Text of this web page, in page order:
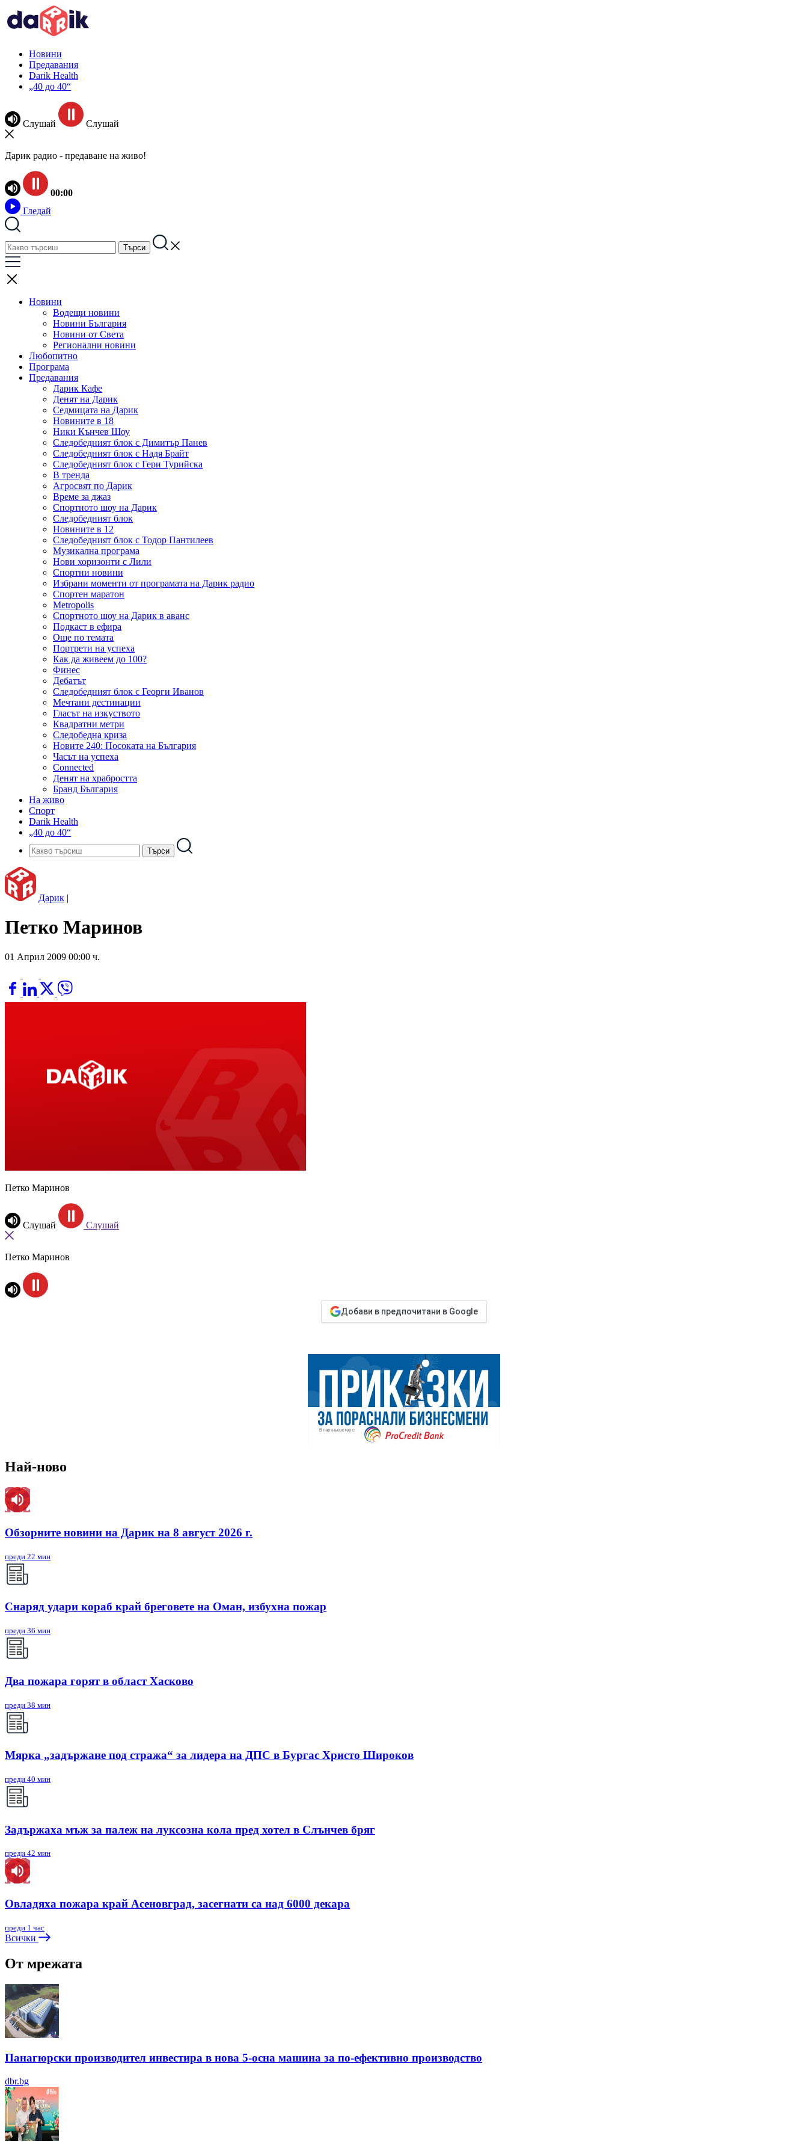
Новини
Предавания
Darik Health
„40 до 40“
Слушай Слушай
Дарик радио - предаване на живо!
00:00
Гледай
Новини
Водещи новини
Новини България
Новини от Света
Регионални новини
Любопитно
Програма
Предавания
Дарик Кафе
Денят на Дарик
Седмицата на Дарик
Новините в 18
Ники Кънчев Шоу
Следобедният блок с Димитър Панев
Следобедният блок с Надя Брайт
Следобедният блок с Гери Турийска
В тренда
Агросвят по Дарик
Време за джаз
Спортното шоу на Дарик
Следобедният блок
Новините в 12
Следобедният блок с Тодор Пантилеев
Музикална програма
Нови хоризонти с Лили
Спортни новини
Избрани моменти от програмата на Дарик радио
Спортен маратон
Metropolis
Спортното шоу на Дарик в аванс
Подкаст в ефира
Още по темата
Портрети на успеха
Как да живеем до 100?
Финес
Дебатът
Следобедният блок с Георги Иванов
Мечтани дестинации
Гласът на изкуството
Квадратни метри
Следобедна криза
Новите 240: Посоката на България
Часът на успеха
Connected
Денят на храбростта
Бранд България
На живо
Спорт
Darik Health
„40 до 40“
Дарик |
Петко Маринов
01 Април 2009 00:00 ч.
Петко Маринов
Слушай Слушай
Петко Маринов
Добави в предпочитани в Google
Най-ново
Обзорните новини на Дарик на 8 август 2026 г.
преди 22 мин
Снаряд удари кораб край бреговете на Оман, избухна пожар
преди 36 мин
Два пожара горят в област Хасково
преди 38 мин
Мярка „задържане под стража“ за лидера на ДПС в Бургас Христо Широков
преди 40 мин
Задържаха мъж за палеж на луксозна кола пред хотел в Слънчев бряг
преди 42 мин
Овладяха пожара край Асеновград, засегнати са над 6000 декара
преди 1 час
Всички
От мрежата
Панагюрски производител инвестира в нова 5-осна машина за по-ефективно производство
dbr.bg